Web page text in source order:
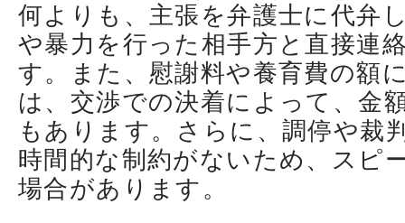
何よりも、主張を弁護士に代弁
や暴力を行った相手方と直接連
す。また、慰謝料や養育費の額
は、交渉での決着によって、金
もあります。さらに、調停や裁
時間的な制約がないため、スピ
場合があります。